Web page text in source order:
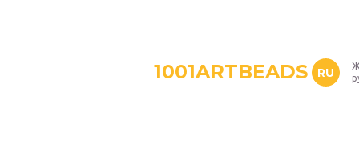
1001ARTBEADS RU